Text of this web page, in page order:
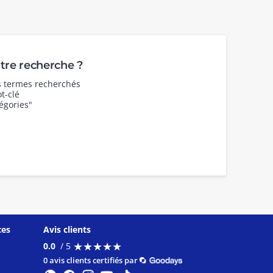
recherche ?
recherchés
clé
Avis clients
0.0 / 5 ★★★★★
★★★★★
0 avis clients certifiés par